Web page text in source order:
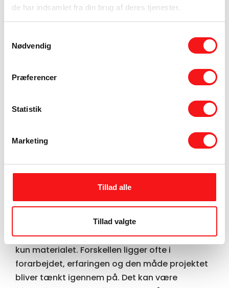
de har indsamlet fra din brug af deres tjenester.
Nødvendig
Præferencer
Statistik
Marketing
Tillad alle
Tillad valgte
I stue, entré og åbne opholdsrum handler
valget ofte om sammenhæng. Microcement
roligt fundament for resten af indretningen. Jo
vælge den rette balance mellem liv i overfladen
Pris, kvalitet og forventninger
Microcement vælges ofte af kunder, der ønsker
noget mere raffineret end en standardløsning.
lavprisprodukt. Prisen afspejler både
materialets kvalitet, opbygningen,
detaljearbejdet og den håndværksmæssige
Hvis tilbud varierer meget, skyldes det sjældent
kun materialet. Forskellen ligger ofte i
forarbejdet, erfaringen og den måde projektet
bliver tænkt igennem på. Det kan være